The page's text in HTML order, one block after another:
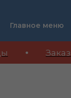
Главное меню